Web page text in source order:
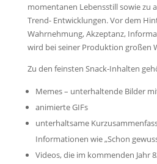
momentanen Lebensstill sowie zu
Trend- Entwicklungen. Vor dem
Wahrnehmung, Akzeptanz,
wird bei seiner Produktion großen
Zu den feinsten Snack-Inhalten
Memes – unterhaltende Bilder
animierte GIFs
unterhaltsame
Informationen wie „Schon
Videos, die im kommenden Jahr